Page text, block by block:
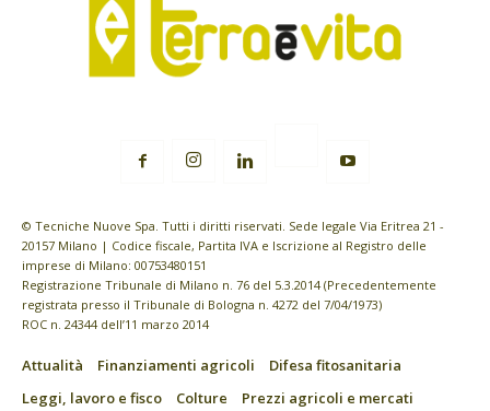
© Tecniche Nuove Spa. Tutti i diritti riservati. Sede legale Via Eritrea 21 -
20157 Milano | Codice fiscale, Partita IVA e Iscrizione al Registro delle
imprese di Milano: 00753480151
Registrazione Tribunale di Milano n. 76 del 5.3.2014 (Precedentemente
registrata presso il Tribunale di Bologna n. 4272 del 7/04/1973)
ROC n. 24344 dell’11 marzo 2014
Attualità Finanziamenti agricoli
Difesa fitosanitaria
Leggi, lavoro e fisco
Colture
Prezzi agricoli e mercati